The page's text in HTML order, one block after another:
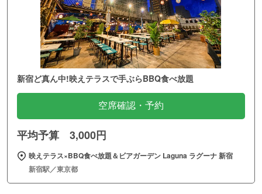
新宿ど真ん中!映えテラスで手ぶらBBQ食べ放題
空席確認・予約
平均予算 3,000円
映えテラス×BBQ食べ放題＆ビアガーデン Laguna ラグーナ 新宿
新宿駅／東京都